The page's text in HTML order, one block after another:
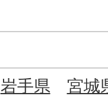
岩手県
宮城